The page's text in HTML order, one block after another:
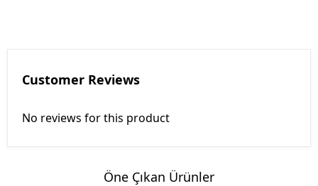
Customer Reviews
No reviews for this product
Öne Çıkan Ürünler